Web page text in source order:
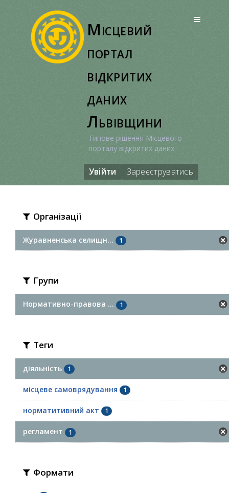
Місцевий
портал
відкритих
даних
Львівщини
Типове рішення Місцевого
порталу відкритих даних
Увійти Зареєструватись
Організації
Журавненська селищн... 1
Групи
Нормативно-правова ... 1
Теги
діяльність 1
місцеве самоврядування 1
норматитивний акт 1
регламент 1
Формати